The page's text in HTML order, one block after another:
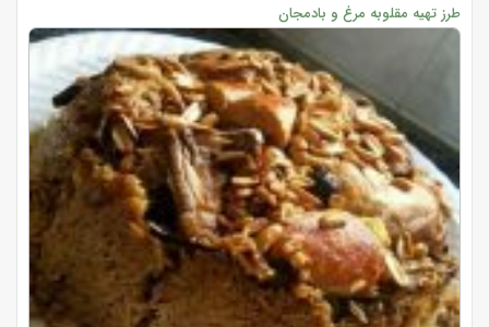
طرز تهیه مقلوبه مرغ و بادمجان